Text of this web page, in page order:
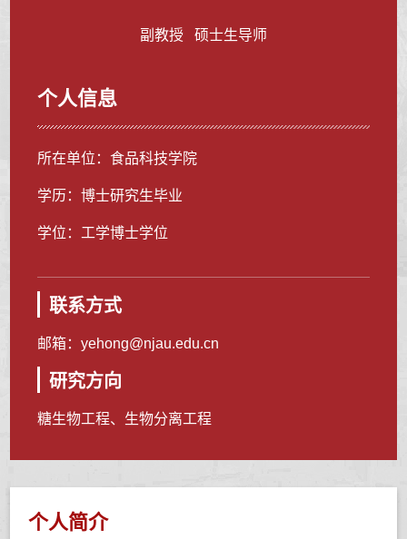
副教授 硕士生导师
个人信息
所在单位：食品科技学院
学历：博士研究生毕业
学位：工学博士学位
联系方式
邮箱：yehong@njau.edu.cn
研究方向
糖生物工程、生物分离工程
个人简介